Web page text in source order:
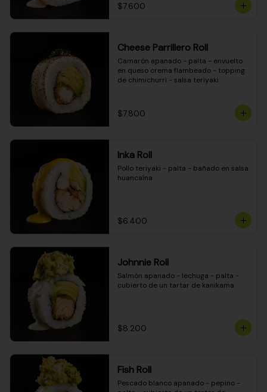
$7.600
Cheese Parrillero Roll
Camarón apanado - palta - envuelto
en queso crema flambeado - topping
de chimichurri - salsa teriyaki
$7.800
Inka Roll
Pollo teriyaki - palta - bañado en salsa
huancaína
$6.400
Johnnie Roll
Salmón apanado - lechuga - palta -
cubierto de un tartar de kanikama
$8.200
Fish Roll
Pescado blanco apanado - pepino -